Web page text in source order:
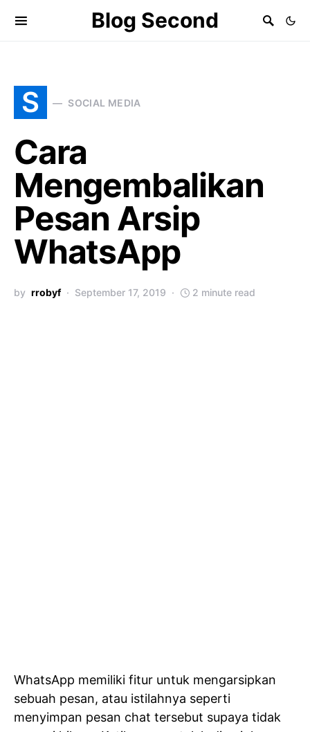
Blog Second
S SOCIAL MEDIA
Cara
Mengembalikan
Pesan Arsip
WhatsApp
by rrobyf September 17, 2019 2 minute read
WhatsApp memiliki fitur untuk mengarsipkan
sebuah pesan, atau istilahnya seperti
menyimpan pesan chat tersebut supaya tidak